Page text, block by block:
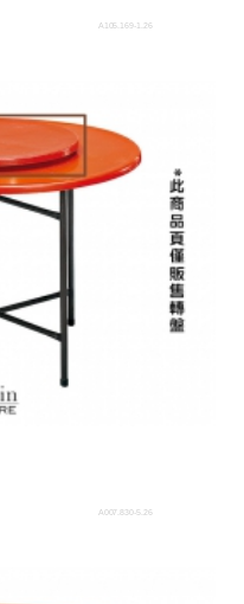
A105.169-1.26
A007.830-5.26